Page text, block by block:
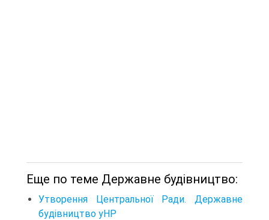
Еще по теме Державне будівництво:
Утворення Центральної Ради. Державне
будівництво уНР